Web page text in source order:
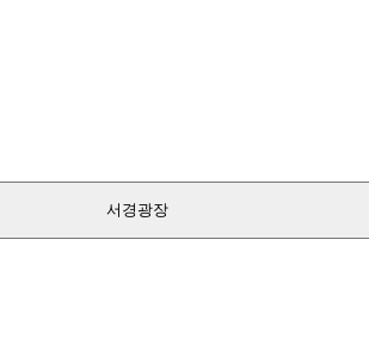
서경광장